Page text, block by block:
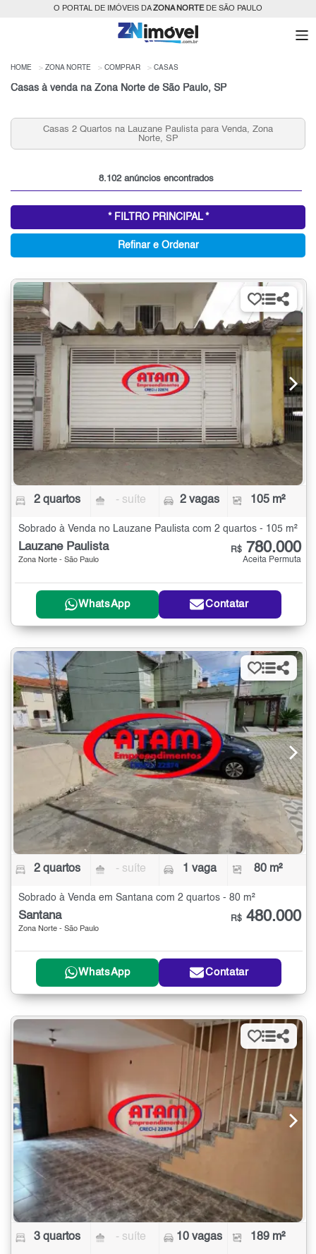
O PORTAL DE IMÓVEIS DAZONA NORTEDE SÃO PAULO
HOME ZONA NORTE COMPRAR CASAS
Casas à venda na Zona Norte de São Paulo, SP
Casas 3 Quartos na Vila Medeiros para Venda, Zona
Norte, SP
8.102 anúncios encontrados
* FILTRO PRINCIPAL *
Refinar e Ordenar
2 quartos - suíte 2 vagas 105 m²
Sobrado à Venda no Lauzane Paulista com 2 quartos - 105 m²
Lauzane Paulista
Zona Norte - São Paulo
R$ 780.000
Aceita Permuta
WhatsApp Contatar
2 quartos - suíte 1 vaga 80 m²
Sobrado à Venda em Santana com 2 quartos - 80 m²
Santana
Zona Norte - São Paulo
R$ 480.000
WhatsApp Contatar
3 quartos - suíte 10 vagas 189 m²